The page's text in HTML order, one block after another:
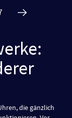
die gänzlich